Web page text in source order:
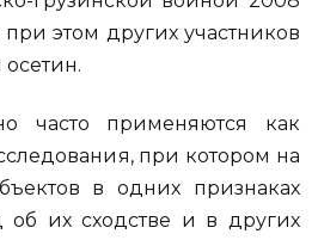
этом других участников
осетин.
часто применяются как
при котором на
в одних признаках
об их сходстве и в других